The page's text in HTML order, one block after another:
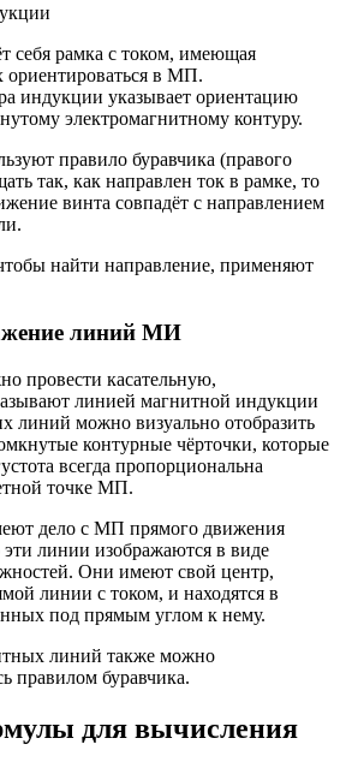
себя рамка с током, имеющая
ориентироваться в МП.
индукции указывает ориентацию
электромагнитному контуру.
правило буравчика (правого
так, как направлен ток в рамке, то
винта совпадёт с направлением
найти направление, применяют
линий МИ
провести касательную,
линией магнитной индукции
можно визуально отобразить
контурные чёрточки, которые
всегда пропорциональна
точке МП.
дело с МП прямого движения
линии изображаются в виде
Они имеют свой центр,
линии с током, и находятся в
под прямым углом к нему.
линий также можно
правилом буравчика.
для вычисления